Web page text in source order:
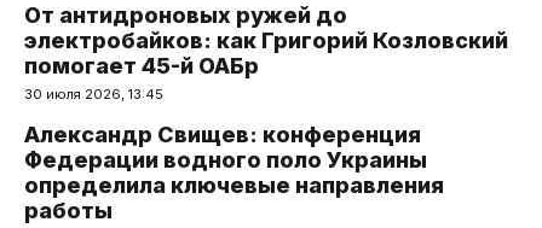
От антидроновых ружей до
электробайков: как Григорий Козловский
помогает 45-й ОАБр
30 июля 2026, 13:45
Александр Свищев: конференция
Федерации водного поло Украины
определила ключевые направления
работы